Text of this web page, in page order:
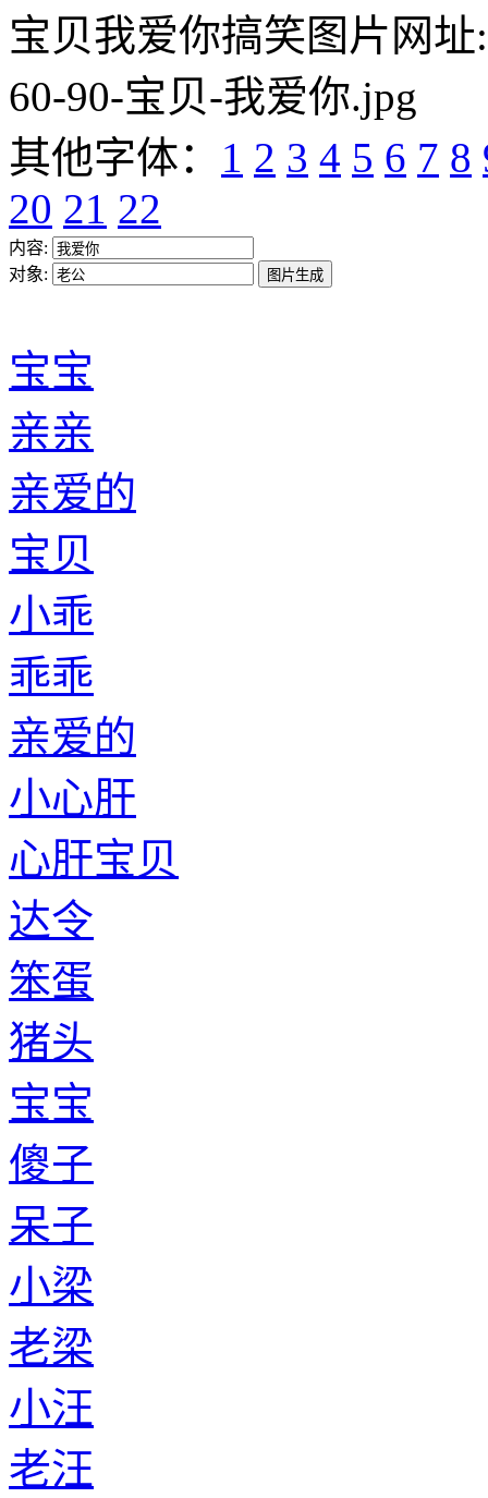
宝贝我爱你搞笑图片网址
60-90-宝贝-我爱你.jpg
其他字体： 1 2 3 4 5 6 7 8
20 21 22
内容:
对象:
宝宝
亲亲
亲爱的
宝贝
小乖
乖乖
亲爱的
小心肝
心肝宝贝
达令
笨蛋
猪头
宝宝
傻子
呆子
小梁
老梁
小汪
老汪